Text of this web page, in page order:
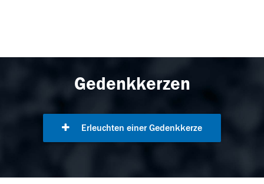
Gedenkkerzen
Erleuchten einer Gedenkkerze